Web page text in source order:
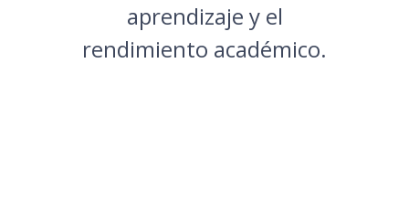
aprendizaje y el
rendimiento académico.